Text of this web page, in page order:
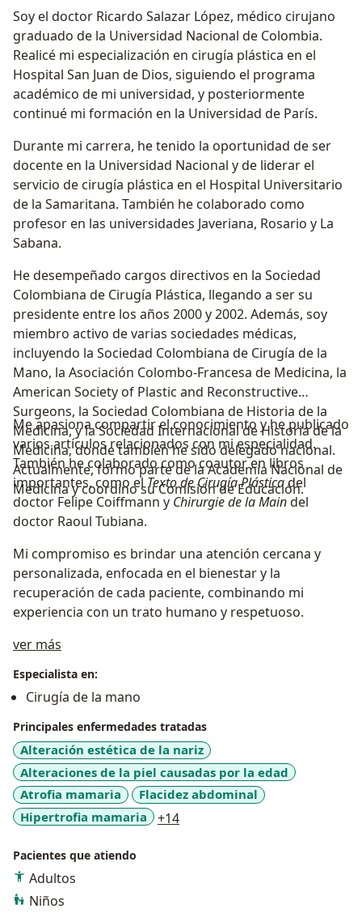
Soy el doctor Ricardo Salazar López, médico cirujano
graduado de la Universidad Nacional de Colombia.
Realicé mi especialización en cirugía plástica en el
Hospital San Juan de Dios, siguiendo el programa
académico de mi universidad, y posteriormente
continué mi formación en la Universidad de París.
Durante mi carrera, he tenido la oportunidad de ser
docente en la Universidad Nacional y de liderar el
servicio de cirugía plástica en el Hospital Universitario
de la Samaritana. También he colaborado como
profesor en las universidades Javeriana, Rosario y La
Sabana.
He desempeñado cargos directivos en la Sociedad
Colombiana de Cirugía Plástica, llegando a ser su
presidente entre los años 2000 y 2002. Además, soy
miembro activo de varias sociedades médicas,
incluyendo la Sociedad Colombiana de Cirugía de la
Mano, la Asociación Colombo-Francesa de Medicina, la
American Society of Plastic and Reconstructive
Surgeons, la Sociedad Colombiana de Historia de la
Medicina, y la Sociedad Internacional de Historia de la
Medicina, donde también he sido delegado nacional.
Actualmente, formo parte de la Academia Nacional de
Medicina y coordino su Comisión de Educación.
Me apasiona compartir el conocimiento y he publicado
varios artículos relacionados con mi especialidad.
También he colaborado como coautor en libros
importantes, como elTexto de Cirugía Plásticadel
doctor Felipe Coiffmann y Chirurgie de la Maindel
doctor Raoul Tubiana.
Mi compromiso es brindar una atención cercana y
personalizada, enfocada en el bienestar y la
recuperación de cada paciente, combinando mi
experiencia con un trato humano y respetuoso.
ver más
Especialista en:
Cirugía de la mano
Principales enfermedades tratadas
Alteración estética de la nariz
Alteraciones de la piel causadas por la edad
Atrofia mamaria
Flacidez abdominal
Hipertrofia mamaria
+14a11y_sr_more_diseases
Pacientes que atiendo
Adultos
Niños